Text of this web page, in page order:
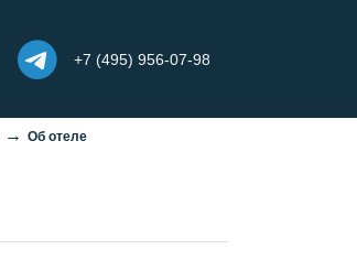
+7 (495) 956-07-98
Об отеле